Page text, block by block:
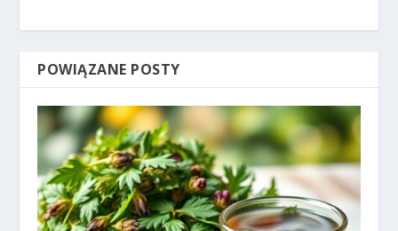
POWIĄZANE POSTY